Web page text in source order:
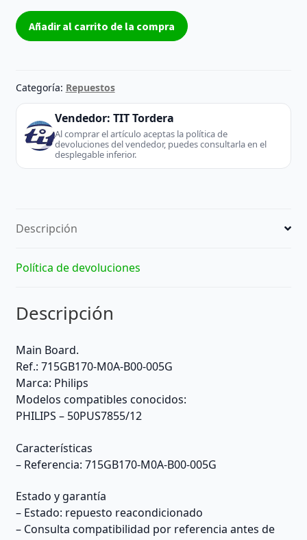
Placa
Base
B00-
005G
Philips
/
Añadir al carrito de la compra
Categoría: Repuestos
Vendedor: TIT Tordera
Al comprar el artículo aceptas la política de
devoluciones del vendedor, puedes consultarla en el
desplegable inferior.
Descripción
Política de devoluciones
Descripción
Main Board.
Ref.: 715GB170-M0A-B00-005G
Marca: Philips
Modelos compatibles conocidos:
PHILIPS – 50PUS7855/12
Características
– Referencia: 715GB170-M0A-B00-005G
Estado y garantía
– Estado: repuesto reacondicionado
– Consulta compatibilidad por referencia antes de